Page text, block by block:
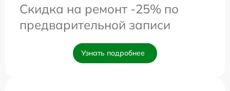
Скидка на ремонт -25% по
предварительной записи
Узнать подробнее